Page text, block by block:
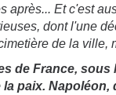
après... Et c'est
dont l'une
de la ville,
de France,
la paix.